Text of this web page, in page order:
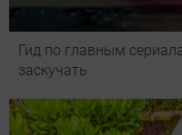
Гид по главным
заскучать